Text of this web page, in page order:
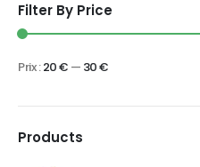
Filter By Price
Prix :20 € — 30 €
Products